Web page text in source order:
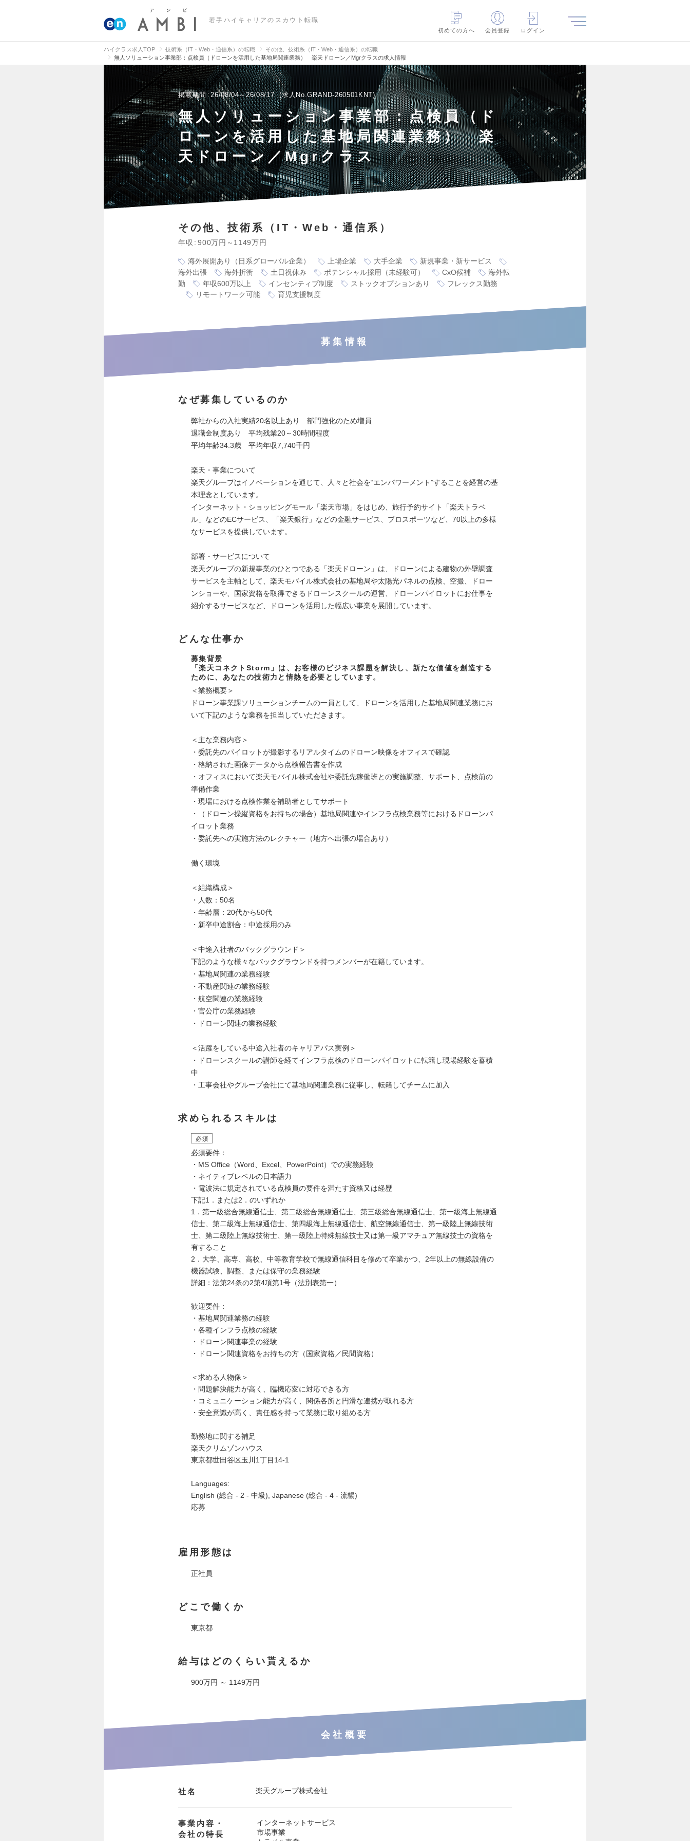
若手ハイキャリアのスカウト転職
初めての方へ
会員登録 ログイン
ハイクラス求人TOP 技術系（IT・Web・通信系）の転職
その他、技術系（IT・Web・通信系）の転職
無人ソリューション事業部：点検員（ドローンを活用した基地局関連業務） 楽天ドローン／Mgrクラスの求人情報
掲載期間 26/08/04～26/08/17 求人No.GRAND-260501KNT
無人ソリューション事業部：点検員（ド
ローンを活用した基地局関連業務） 楽
天ドローン／Mgrクラス
その他、技術系（IT・Web・通信系）
年収 900万円～1149万円
海外展開あり（日系グローバル企業） 上場企業 大手企業
新規事業・新サービス
海外出張
海外折衝 土日祝休み ポテンシャル採用（未経験可） CxO候補
海外転
勤
年収600万以上 インセンティブ制度 ストックオプションあり
フレックス勤務
リモートワーク可能
育児支援制度
募集情報
なぜ募集しているのか
弊社からの入社実績20名以上あり 部門強化のため増員
退職金制度あり 平均残業20～30時間程度
平均年齢34.3歳 平均年収7,740千円
楽天・事業について
楽天グループはイノベーションを通じて、人々と社会を“エンパワーメント”することを経営の基
本理念としています。
インターネット・ショッピングモール「楽天市場」をはじめ、旅行予約サイト「楽天トラベ
ル」などのECサービス、「楽天銀行」などの金融サービス、プロスポーツなど、70以上の多様
なサービスを提供しています。
部署・サービスについて
楽天グループの新規事業のひとつである「楽天ドローン」は、ドローンによる建物の外壁調査
サービスを主軸として、楽天モバイル株式会社の基地局や太陽光パネルの点検、空撮、ドロー
ンショーや、国家資格を取得できるドローンスクールの運営、ドローンパイロットにお仕事を
紹介するサービスなど、ドローンを活用した幅広い事業を展開しています。
どんな仕事か
募集背景
「楽天コネクトStorm」は、お客様のビジネス課題を解決し、新たな価値を創造する
ために、あなたの技術力と情熱を必要としています。
＜業務概要＞
ドローン事業課ソリューションチームの一員として、ドローンを活用した基地局関連業務にお
いて下記のような業務を担当していただきます。
＜主な業務内容＞
・委託先のパイロットが撮影するリアルタイムのドローン映像をオフィスで確認
・格納された画像データから点検報告書を作成
・オフィスにおいて楽天モバイル株式会社や委託先稼働班との実施調整、サポート、点検前の
準備作業
・現場における点検作業を補助者としてサポート
・（ドローン操縦資格をお持ちの場合）基地局関連やインフラ点検業務等におけるドローンパ
イロット業務
・委託先への実施方法のレクチャー（地方へ出張の場合あり）
働く環境
＜組織構成＞
・人数：50名
・年齢層：20代から50代
・新卒中途割合：中途採用のみ
＜中途入社者のバックグラウンド＞
下記のような様々なバックグラウンドを持つメンバーが在籍しています。
・基地局関連の業務経験
・不動産関連の業務経験
・航空関連の業務経験
・官公庁の業務経験
・ドローン関連の業務経験
＜活躍をしている中途入社者のキャリアパス実例＞
・ドローンスクールの講師を経てインフラ点検のドローンパイロットに転籍し現場経験を蓄積
中
・工事会社やグループ会社にて基地局関連業務に従事し、転籍してチームに加入
求められるスキルは
必須
必須要件：
・MS Office（Word、Excel、PowerPoint）での実務経験
・ネイティブレベルの日本語力
・電波法に規定されている点検員の要件を満たす資格又は経歴
下記1．または2．のいずれか
1．第一級総合無線通信士、第二級総合無線通信士、第三級総合無線通信士、第一級海上無線通
信士、第二級海上無線通信士、第四級海上無線通信士、航空無線通信士、第一級陸上無線技術
士、第二級陸上無線技術士、第一級陸上特殊無線技士又は第一級アマチュア無線技士の資格を
有すること
2．大学、高専、高校、中等教育学校で無線通信科目を修めて卒業かつ、2年以上の無線設備の
機器試験、調整、または保守の業務経験
詳細：法第24条の2第4項第1号（法別表第一）
歓迎要件：
・基地局関連業務の経験
・各種インフラ点検の経験
・ドローン関連事業の経験
・ドローン関連資格をお持ちの方（国家資格／民間資格）
＜求める人物像＞
・問題解決能力が高く、臨機応変に対応できる方
・コミュニケーション能力が高く、関係各所と円滑な連携が取れる方
・安全意識が高く、責任感を持って業務に取り組める方
勤務地に関する補足
楽天クリムゾンハウス
東京都世田谷区玉川1丁目14-1
Languages:
English (総合 - 2 - 中級), Japanese (総合 - 4 - 流暢)
応募
雇用形態は
正社員
どこで働くか
東京都
給与はどのくらい貰えるか
900万円 ～ 1149万円
会社概要
社名 楽天グループ株式会社
事業内容・
会社の特長
インターネットサービス
市場事業